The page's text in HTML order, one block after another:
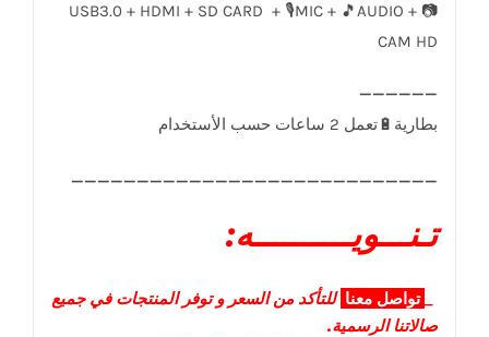
USB3.0 + HDMI + SD CARD + 🎙️MIC + 🎵AUDIO + 📷
CAM HD
____________________________
تـنـــويــــــــــه:
تواصل معنا للتأكد من السعر و توفر المنتجات في جميع
صالاتنا الرسمية.